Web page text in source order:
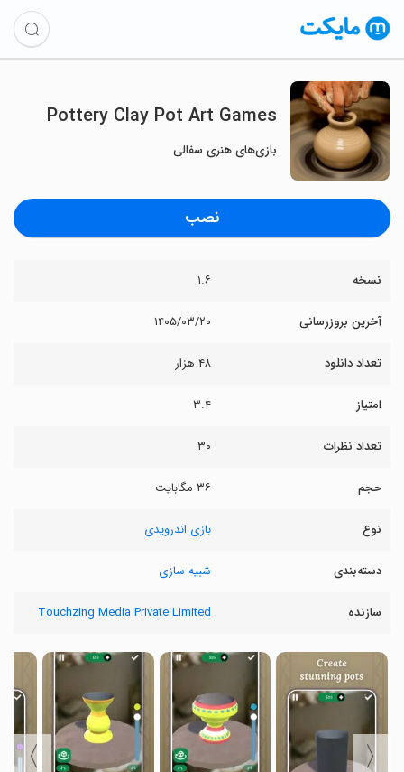
Pottery Clay Pot Art Games
بازی‌های هنری سفالی
نصب
نسخه ۱.۶
آخرین بروزرسانی ۱۴۰۵/۰۳/۲۰
تعداد دانلود ۴۸ هزار
امتیاز ۳.۴
تعداد نظرات ۳۰
حجم ۳۶ مگابایت
نوع بازی اندرویدی
دسته‌بندی شبیه سازی
سازنده Touchzing Media Private Limited
〈
〉